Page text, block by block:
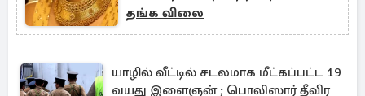
தங்க விலை
யாழில் வீட்டில் சடலமாக மீட்கப்பட்ட 19
வயது இளைஞன் ; பொலிஸார் தீவிர